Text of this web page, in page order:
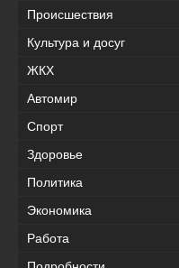
Происшествия
Культура и досуг
ЖКХ
Автомир
Спорт
Здоровье
Политика
Экономика
Работа